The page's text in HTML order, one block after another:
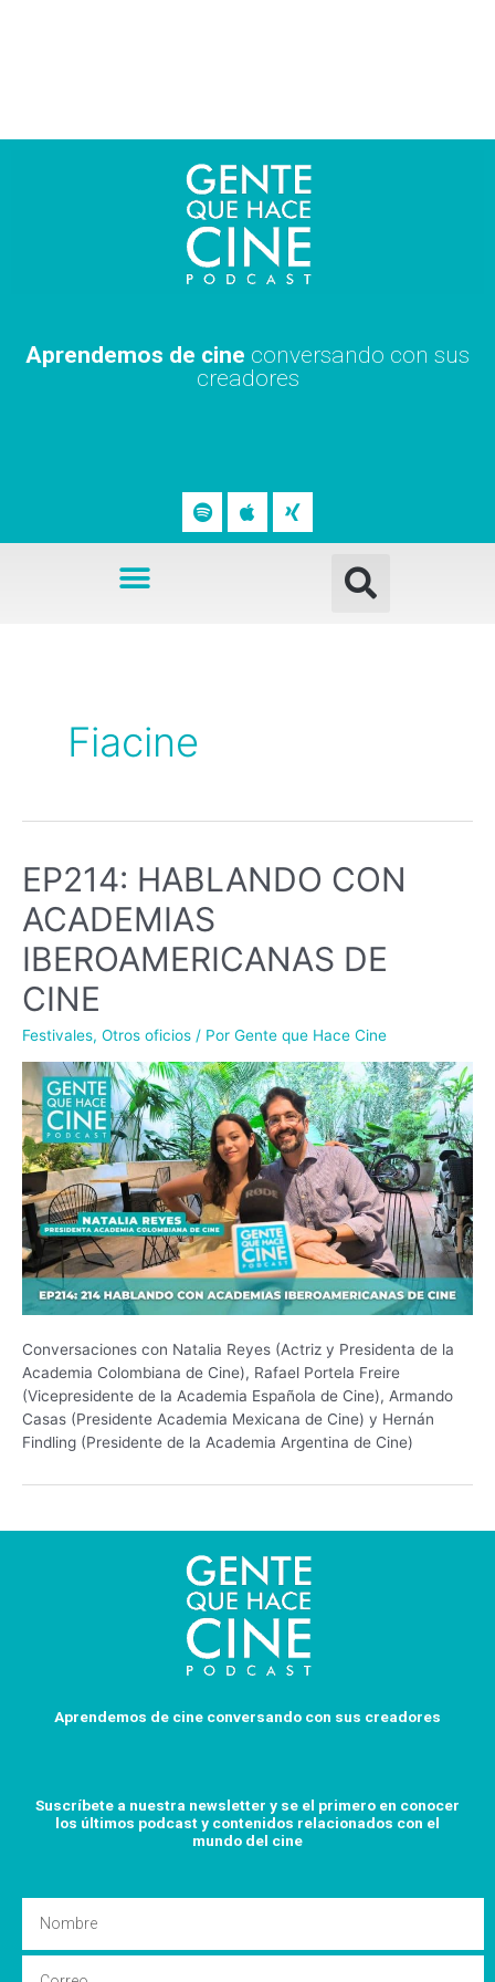
Aprendemos de cine conversando con sus
creadores
o
t
i
p
l
e
n
g
Menú
Fiacine
EP214: HABLANDO CON
ACADEMIAS
IBEROAMERICANAS DE
CINE
Festivales, Otros oficios / Por Gente que Hace Cine
Conversaciones con Natalia Reyes (Actriz y Presidenta de la
Academia Colombiana de Cine), Rafael Portela Freire
(Vicepresidente de la Academia Española de Cine), Armando
Casas (Presidente Academia Mexicana de Cine) y Hernán
Findling (Presidente de la Academia Argentina de Cine)
Aprendemos de cine conversando con sus creadores
Suscríbete a nuestra newsletter y se el primero en conocer
los últimos podcast y contenidos relacionados con el
mundo del cine